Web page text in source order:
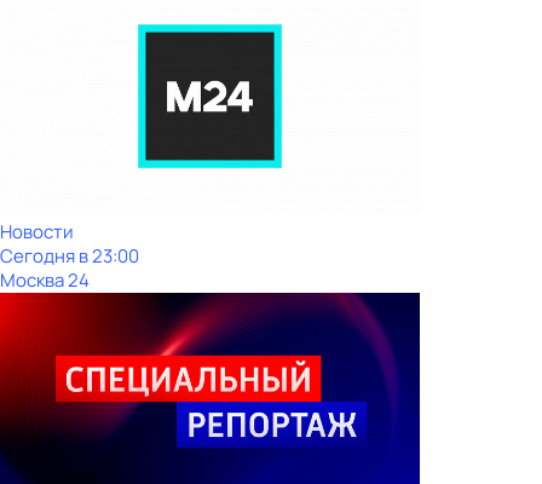
Новости
Сегодня в 23:00
Москва 24